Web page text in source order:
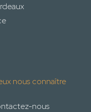
nous connaître
nous